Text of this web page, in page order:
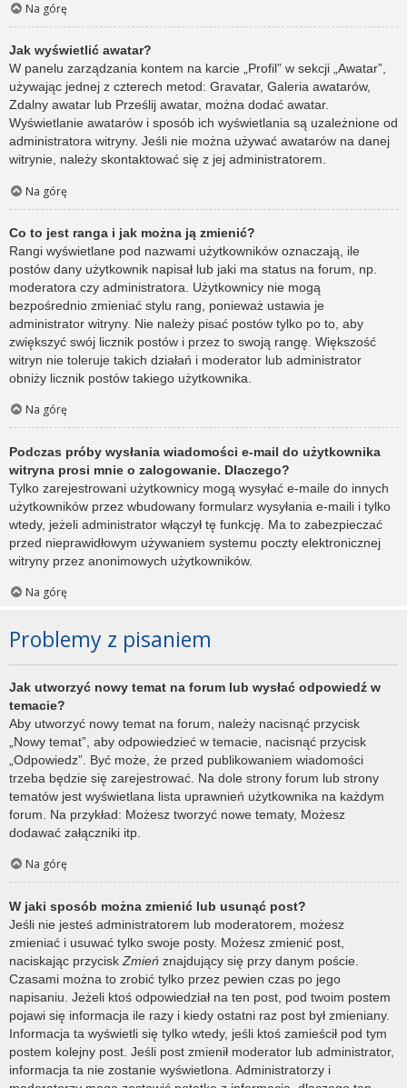
Na górę
Jak wyświetlić awatar?
W panelu zarządzania kontem na karcie „Profil” w sekcji „Awatar”,
używając jednej z czterech metod: Gravatar, Galeria awatarów,
Zdalny awatar lub Prześlij awatar, można dodać awatar.
Wyświetlanie awatarów i sposób ich wyświetlania są uzależnione od
administratora witryny. Jeśli nie można używać awatarów na danej
witrynie, należy skontaktować się z jej administratorem.
Na górę
Co to jest ranga i jak można ją zmienić?
Rangi wyświetlane pod nazwami użytkowników oznaczają, ile
postów dany użytkownik napisał lub jaki ma status na forum, np.
moderatora czy administratora. Użytkownicy nie mogą
bezpośrednio zmieniać stylu rang, ponieważ ustawia je
administrator witryny. Nie należy pisać postów tylko po to, aby
zwiększyć swój licznik postów i przez to swoją rangę. Większość
witryn nie toleruje takich działań i moderator lub administrator
obniży licznik postów takiego użytkownika.
Na górę
Podczas próby wysłania wiadomości e-mail do użytkownika
witryna prosi mnie o zalogowanie. Dlaczego?
Tylko zarejestrowani użytkownicy mogą wysyłać e-maile do innych
użytkowników przez wbudowany formularz wysyłania e-maili i tylko
wtedy, jeżeli administrator włączył tę funkcję. Ma to zabezpieczać
przed nieprawidłowym używaniem systemu poczty elektronicznej
witryny przez anonimowych użytkowników.
Na górę
Problemy z pisaniem
Jak utworzyć nowy temat na forum lub wysłać odpowiedź w
temacie?
Aby utworzyć nowy temat na forum, należy nacisnąć przycisk
„Nowy temat”, aby odpowiedzieć w temacie, nacisnąć przycisk
„Odpowiedz”. Być może, że przed publikowaniem wiadomości
trzeba będzie się zarejestrować. Na dole strony forum lub strony
tematów jest wyświetlana lista uprawnień użytkownika na każdym
forum. Na przykład: Możesz tworzyć nowe tematy, Możesz
dodawać załączniki itp.
Na górę
W jaki sposób można zmienić lub usunąć post?
Jeśli nie jesteś administratorem lub moderatorem, możesz
zmieniać i usuwać tylko swoje posty. Możesz zmienić post,
naciskając przycisk Zmień znajdujący się przy danym poście.
Czasami można to zrobić tylko przez pewien czas po jego
napisaniu. Jeżeli ktoś odpowiedział na ten post, pod twoim postem
pojawi się informacja ile razy i kiedy ostatni raz post był zmieniany.
Informacja ta wyświetli się tylko wtedy, jeśli ktoś zamieścił pod tym
postem kolejny post. Jeśli post zmienił moderator lub administrator,
informacja ta nie zostanie wyświetlona. Administratorzy i